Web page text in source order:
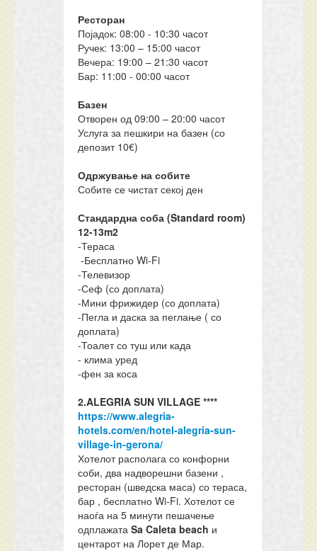
Ресторан
Појадок: 08:00 - 10:30 часот
Ручек: 13:00 – 15:00 часот
Вечера: 19:00 – 21:30 часот
Бар: 11:00 - 00:00 часот
Базен
Отворен од 09:00 – 20:00 часот
Услуга за пешкири на базен (со
депозит 10€)
Одржување на собите
Собите се чистат секој ден
Стандардна соба (Standard room)
12-13m2
-Тераса
-Бесплатно Wi-Fi
-Телевизор
-Сеф (со доплата)
-Мини фрижидер (со доплата)
-Пегла и даска за пеглање ( со
доплата)
-Тоалет со туш или када
- клима уред
-фен за коса
2.ALEGRIA SUN VILLAGE ****
https://www.alegria-
hotels.com/en/hotel-alegria-sun-
village-in-gerona/
Хотелот располага со конфорни
соби, два надворешни базени ,
ресторан (шведска маса) со тераса,
бар , бесплатно Wi-Fi. Хотелот се
наоѓа на 5 минути пешачење
одплажатаSa Caleta beach и
центарот на Лорет де Мар.